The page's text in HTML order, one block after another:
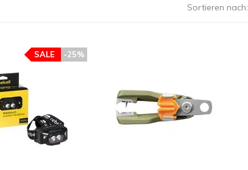
Sortieren nach:
-25%
SALE